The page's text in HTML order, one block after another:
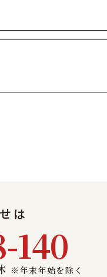
は
140
※年末年始を除く